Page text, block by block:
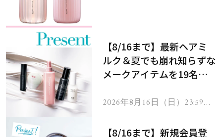
【8/16まで】最新ヘアミ
ルク＆夏でも崩れ知らずな
メークアイテムを19名様
2026年8月16日（日）23:59ま
【8/16まで】新規会員登